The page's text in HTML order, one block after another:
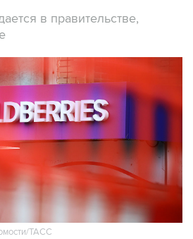
в правительстве,
ТАСС